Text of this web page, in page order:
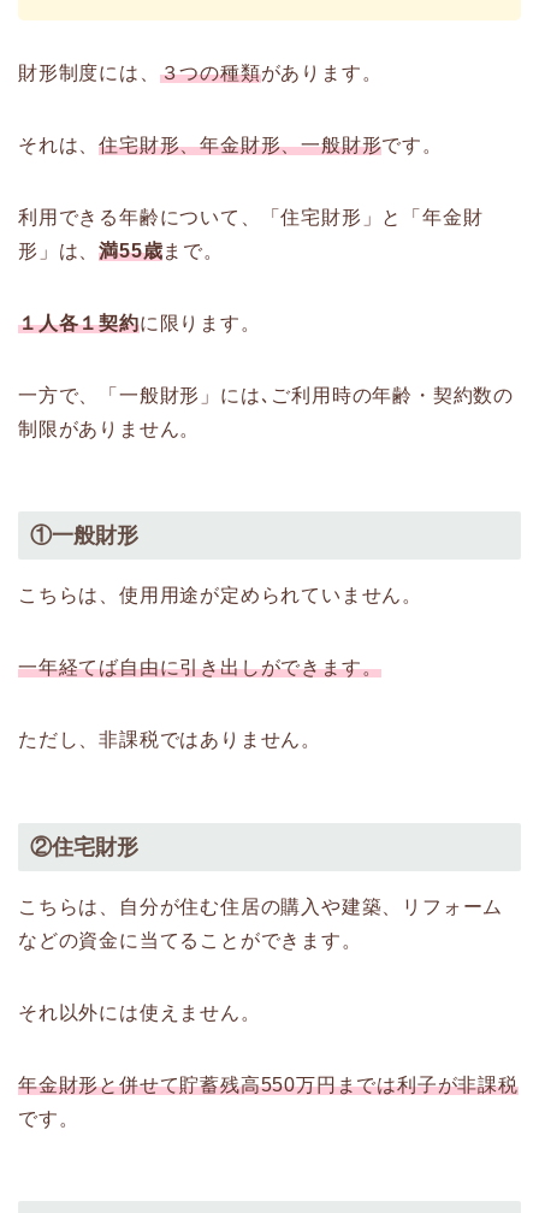
財形制度には、 ３つの種類があります。
それは、住宅財形、年金財形、一般財形です。
利用できる年齢について、「住宅財形」と「年金財
形」は、満55歳まで。
１人各１契約に限ります。
一方で、「一般財形」には､ご利用時の年齢・契約数の
制限がありません。
①一般財形
こちらは、使用用途が定められていません。
一年経てば自由に引き出しができます。
ただし、非課税ではありません。
②住宅財形
こちらは、自分が住む住居の購入や建築、リフォーム
などの資金に当てることができます。
それ以外には使えません。
年金財形と併せて貯蓄残高550万円までは利子が非課税
です。